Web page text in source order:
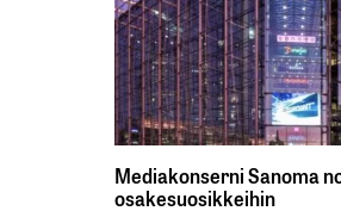
Mediakonserni Sanoma
osakesuosikkeihin